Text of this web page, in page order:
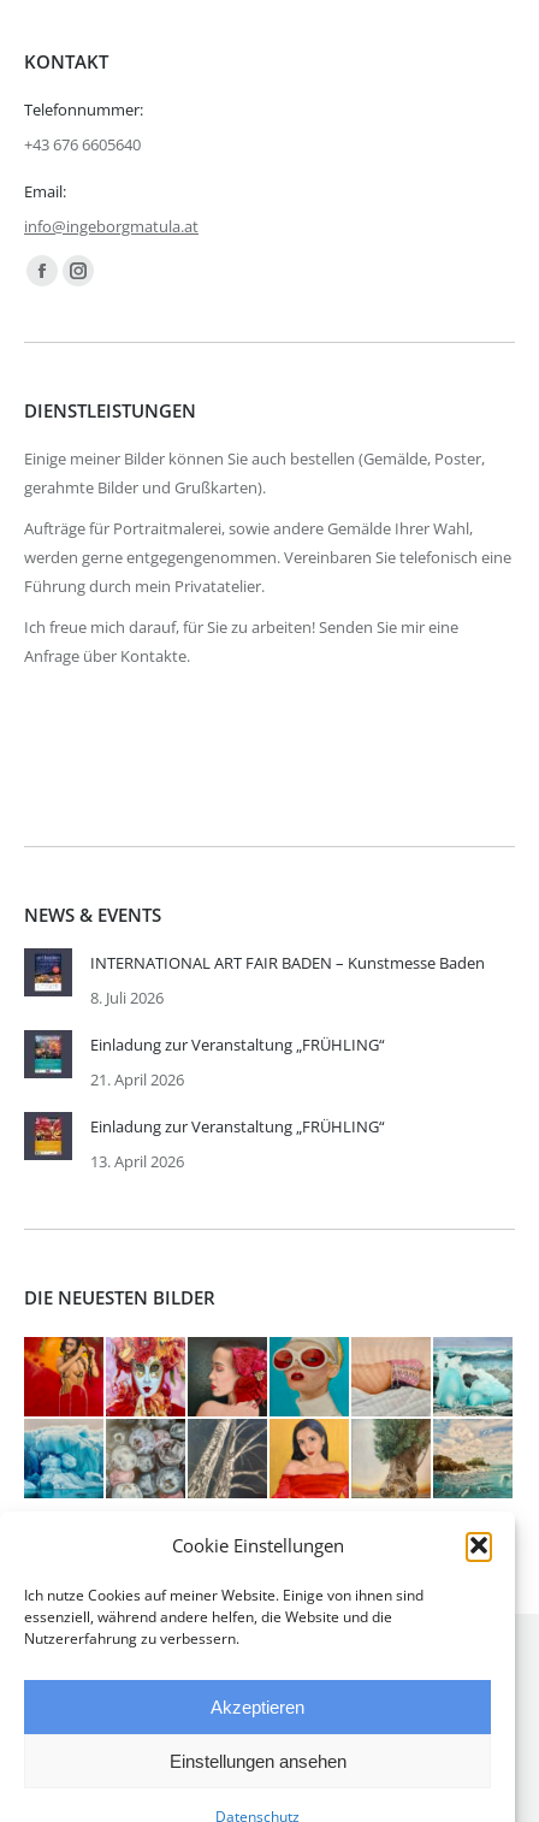
Cookie Einstellungen
Ich nutze Cookies auf meiner Website. Einige von ihnen sind
essenziell, während andere helfen, die Website und die
Nutzererfahrung zu verbessern.
Akzeptieren
Einstellungen ansehen
Datenschutz
KONTAKT
Telefonnummer:
+43 676 6605640
Email:
info@ingeborgmatula.at
Finden Sie uns auf:
Facebook
opens
new
Instagram
opens
new
DIENSTLEISTUNGEN
Einige meiner Bilder können Sie auch bestellen (Gemälde, Poster,
gerahmte Bilder und Grußkarten).
Aufträge für Portraitmalerei, sowie andere Gemälde Ihrer Wahl,
werden gerne entgegengenommen. Vereinbaren Sie telefonisch eine
Führung durch mein Privatatelier.
Ich freue mich darauf, für Sie zu arbeiten! Senden Sie mir eine
Anfrage über Kontakte.
NEWS & EVENTS
INTERNATIONAL ART FAIR BADEN – Kunstmesse Baden
8. Juli 2026
Einladung zur Veranstaltung „FRÜHLING“
21. April 2026
Einladung zur Veranstaltung „FRÜHLING“
13. April 2026
DIE NEUESTEN BILDER